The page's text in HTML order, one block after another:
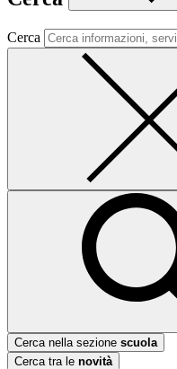
Cerca
Cerca nella sezione scuola
Cerca tra le novità